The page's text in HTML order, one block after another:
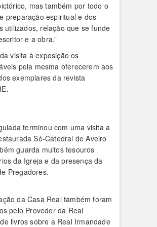
mas também por todo o
preparação espiritual e dos
utilizados, relação que se funde
e a obra.”
visita à exposição os
pela mesma oferecerem aos
exemplares da revista
terminou com uma visita a
Sé-Catedral de Aveiro
guarda muitos tesouros
da Igreja e da presença da
Pregadores.
da Casa Real também foram
pelo Provedor da Real
livros sobre a Real Irmandade